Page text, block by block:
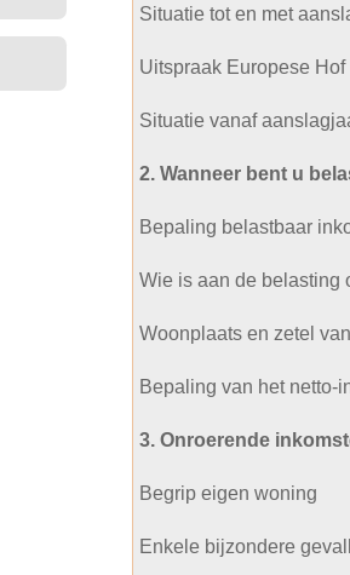
Situatie tot en met
Uitspraak Europese Hof
Situatie vanaf
2. Wanneer bent u
Bepaling belastbaar
Wie is aan de belasting
Woonplaats en zetel
Bepaling van het netto-
3. Onroerende
Begrip eigen woning
Enkele bijzondere